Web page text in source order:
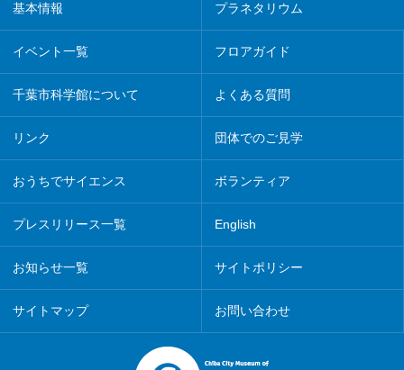
基本情報 プラネタリウム
イベント一覧 フロアガイド
千葉市科学館について よくある質問
リンク 団体でのご見学
おうちでサイエンス ボランティア
プレスリリース一覧 English
お知らせ一覧 サイトポリシー
サイトマップ お問い合わせ